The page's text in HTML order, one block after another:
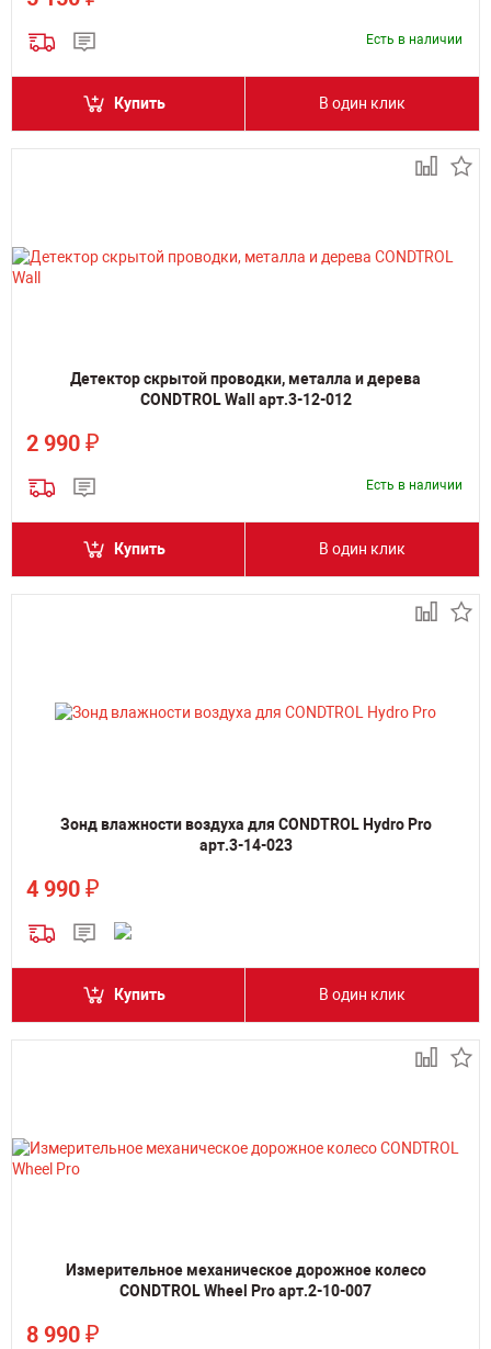
Есть в наличии
Купить В один клик
Детектор скрытой проводки, металла и дерева
CONDTROL Wall арт.3-12-012
2 990 ₽
Есть в наличии
Купить В один клик
Зонд влажности воздуха для CONDTROL Hydro Pro
арт.3-14-023
4 990 ₽
Купить В один клик
Измерительное механическое дорожное колесо
CONDTROL Wheel Pro арт.2-10-007
8 990 ₽